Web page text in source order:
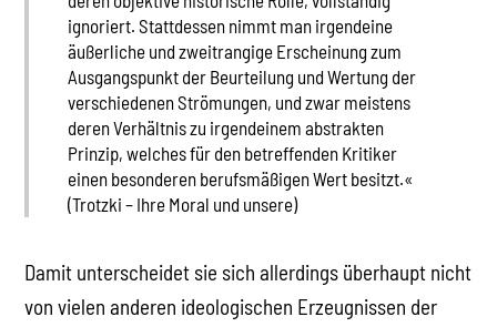
ignoriert. Stattdessen nimmt man irgendeine
äußerliche und zweitrangige Erscheinung zum
Ausgangspunkt der Beurteilung und Wertung der
verschiedenen Strömungen, und zwar meistens
deren Verhältnis zu irgendeinem abstrakten
Prinzip, welches für den betreffenden Kritiker
einen besonderen berufsmäßigen Wert besitzt.«
(Trotzki – Ihre Moral und unsere)
Damit unterscheidet sie sich allerdings überhaupt nicht
von vielen anderen ideologischen Erzeugnissen der